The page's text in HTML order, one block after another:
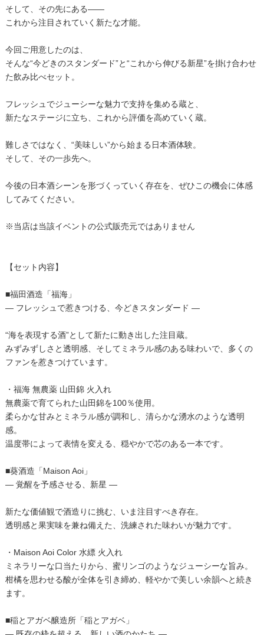
そして、その先にある——
これから注目されていく新たな才能。
今回ご用意したのは、
そんな“今どきのスタンダード”と“これから伸びる新星”を掛け合わせ
た飲み比べセット。
フレッシュでジューシーな魅力で支持を集める蔵と、
新たなステージに立ち、これから評価を高めていく蔵。
難しさではなく、“美味しい”から始まる日本酒体験。
そして、その一歩先へ。
今後の日本酒シーンを形づくっていく存在を、ぜひこの機会に体感
してみてください。
※当店は当該イベントの公式販売元ではありません
【セット内容】
■福田酒造「福海」
― フレッシュで惹きつける、今どきスタンダード ―
“海を表現する酒”として新たに動き出した注目蔵。
みずみずしさと透明感、そしてミネラル感のある味わいで、多くの
ファンを惹きつけています。
・福海 無農薬 山田錦 火入れ
無農薬で育てられた山田錦を100％使用。
柔らかな甘みとミネラル感が調和し、清らかな湧水のような透明
感。
温度帯によって表情を変える、穏やかで芯のある一本です。
■葵酒造「Maison Aoi」
― 覚醒を予感させる、新星 ―
新たな価値観で酒造りに挑む、いま注目すべき存在。
透明感と果実味を兼ね備えた、洗練された味わいが魅力です。
・Maison Aoi Color 水縹 火入れ
ミネラリーな口当たりから、蜜リンゴのようなジューシーな旨み。
柑橘を思わせる酸が全体を引き締め、軽やかで美しい余韻へと続き
ます。
■稲とアガベ醸造所「稲とアガベ」